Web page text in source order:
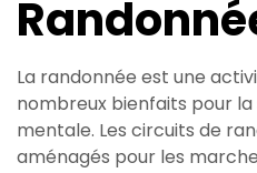
La randonnée est une
nombreux bienfaits pour
mentale. Les circuits de
aménagés pour les